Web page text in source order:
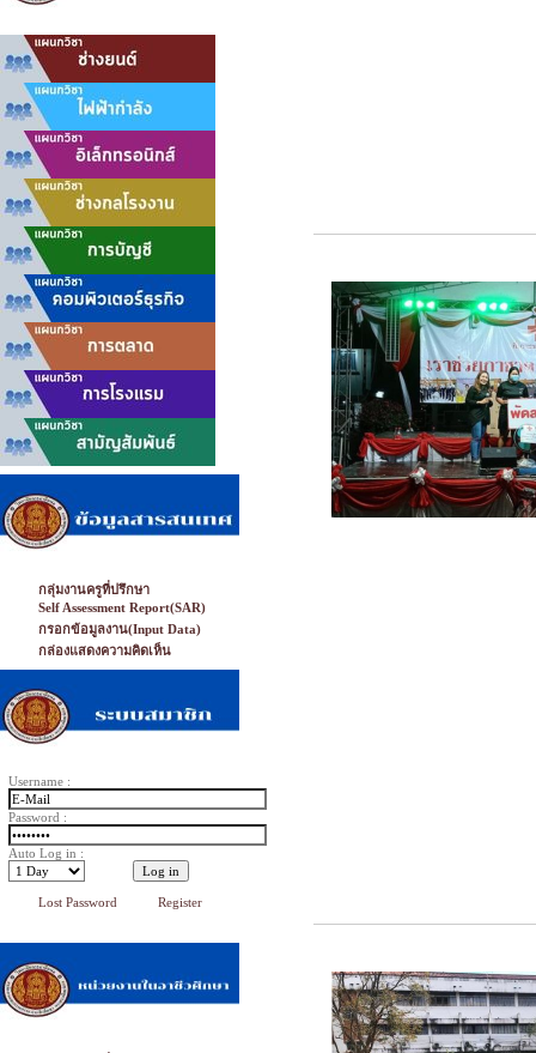
กลุ่มงานครูที่ปรึกษา
Self Assessment Report(SAR)
กรอกข้อมูลงาน(Input Data)
กล่องแสดงความคิดเห็น
Username :
Password :
Auto Log in :
Lost Password Register